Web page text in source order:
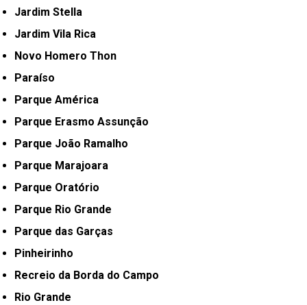
Jardim Stella
Jardim Vila Rica
Novo Homero Thon
Paraíso
Parque América
Parque Erasmo Assunção
Parque João Ramalho
Parque Marajoara
Parque Oratório
Parque Rio Grande
Parque das Garças
Pinheirinho
Recreio da Borda do Campo
Rio Grande